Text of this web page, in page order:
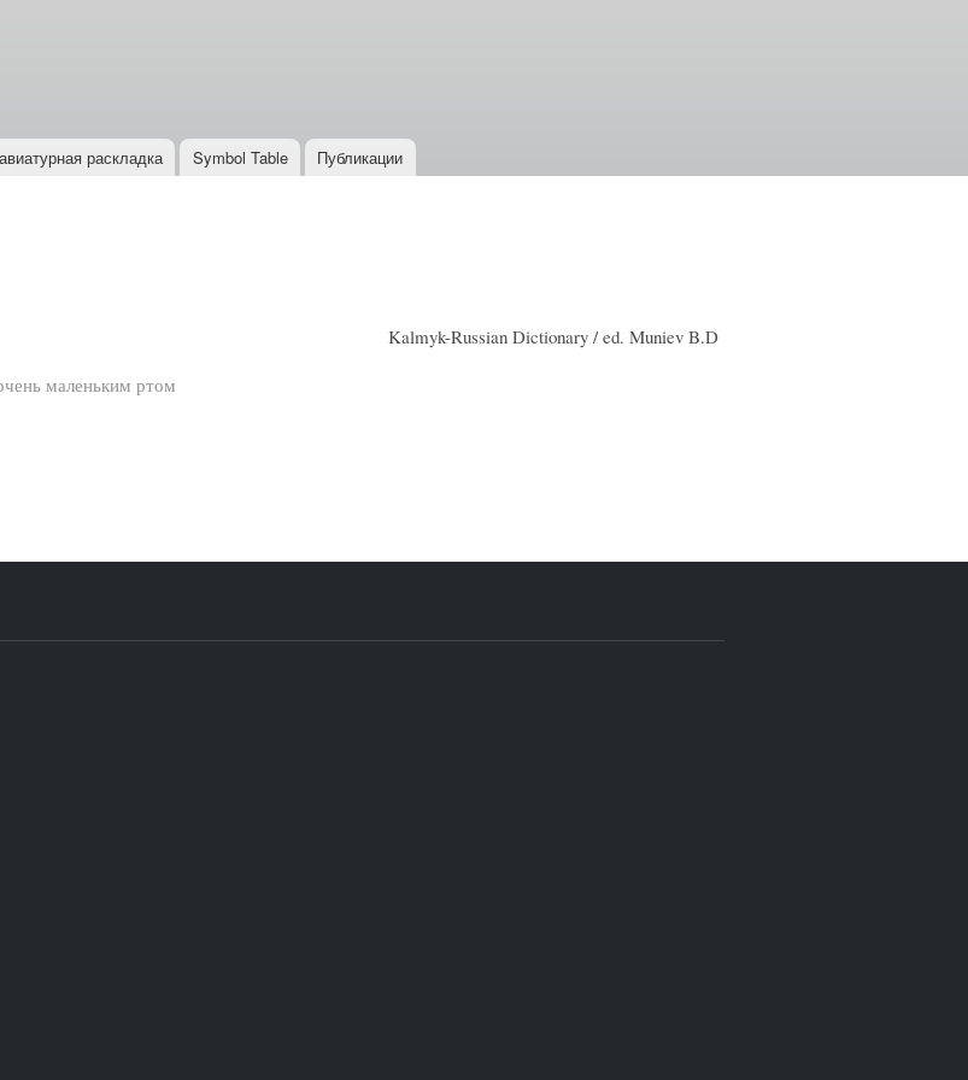
раскладка Symbol Table Публикации
Kalmyk-Russian Dictionary / ed. Muniev B.D
маленьким ртом